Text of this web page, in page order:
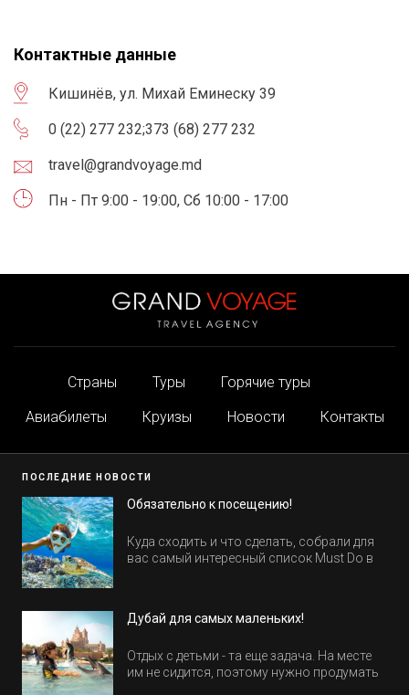
Контактные данные
Кишинёв, ул. Михай Еминеску 39
0 (22) 277 232;373 (68) 277 232
travel@grandvoyage.md
Пн - Пт 9:00 - 19:00, Сб 10:00 - 17:00
Страны Туры
Горячие туры
Авиабилеты
Круизы Новости Контакты
ПОСЛЕДНИЕ НОВОСТИ
Обязательно к посещению!
Куда сходить и что сделать, собрали для
вас самый интересный список Must Do в
Дубай для самых маленьких!
Отдых с детьми - та еще задача. На месте
им не сидится, поэтому нужно продумать